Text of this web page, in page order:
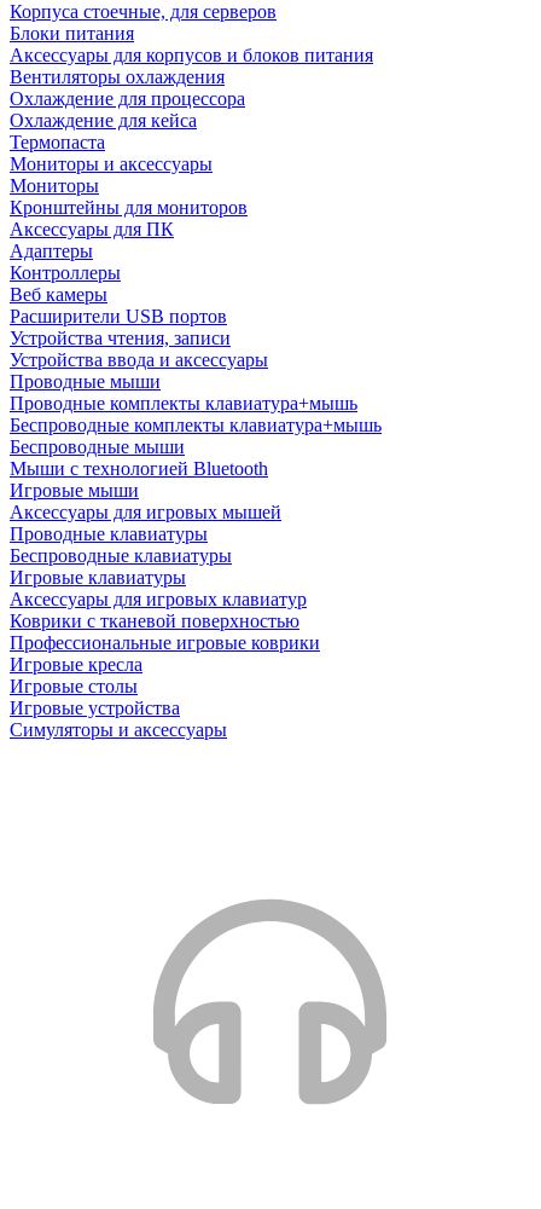
Корпуса стоечные, для серверов
Блоки питания
Аксессуары для корпусов и блоков питания
Вентиляторы охлаждения
Охлаждение для процессора
Охлаждение для кейса
Термопаста
Мониторы и аксессуары
Мониторы
Кронштейны для мониторов
Аксессуары для ПК
Адаптеры
Контроллеры
Веб камеры
Расширители USB портов
Устройства чтения, записи
Устройства ввода и аксессуары
Проводные мыши
Проводные комплекты клавиатура+мышь
Беспроводные комплекты клавиатура+мышь
Беспроводные мыши
Мыши с технологией Bluetooth
Игровые мыши
Аксессуары для игровых мышей
Проводные клавиатуры
Беспроводные клавиатуры
Игровые клавиатуры
Аксессуары для игровых клавиатур
Коврики с тканевой поверхностью
Профессиональные игровые коврики
Игровые кресла
Игровые столы
Игровые устройства
Симуляторы и аксессуары